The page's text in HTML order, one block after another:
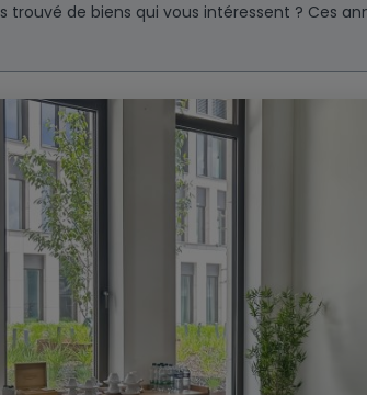
trouvé de biens qui vous intéressent ? Ces